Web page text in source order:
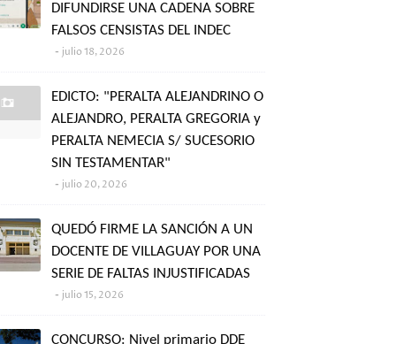
DIFUNDIRSE UNA CADENA SOBRE
FALSOS CENSISTAS DEL INDEC
julio 18, 2026
EDICTO: "PERALTA ALEJANDRINO O
ALEJANDRO, PERALTA GREGORIA y
PERALTA NEMECIA S/ SUCESORIO
SIN TESTAMENTAR"
julio 20, 2026
QUEDÓ FIRME LA SANCIÓN A UN
DOCENTE DE VILLAGUAY POR UNA
SERIE DE FALTAS INJUSTIFICADAS
julio 15, 2026
CONCURSO: Nivel primario DDE